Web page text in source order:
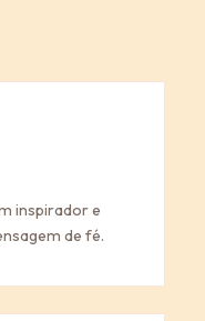
inspirador e
de fé.